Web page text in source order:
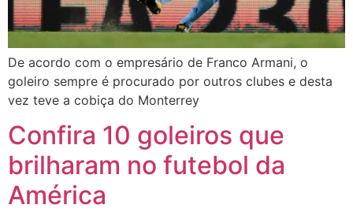
De acordo com o empresário de Franco Armani, o
goleiro sempre é procurado por outros clubes e desta
vez teve a cobiça do Monterrey
Confira 10 goleiros que
brilharam no futebol da
América